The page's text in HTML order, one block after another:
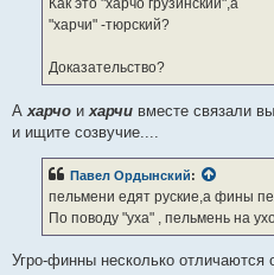
Как это "харчо грузинский",а
"харчи" -тюрский?
Доказательство?
А харчо и харчи вместе связали
и ищите созвучие....
Павел Ордынский:
пельмени едят руские,а фины
По поводу "уха" , пельмень на
Угро-финны несколько отличаются